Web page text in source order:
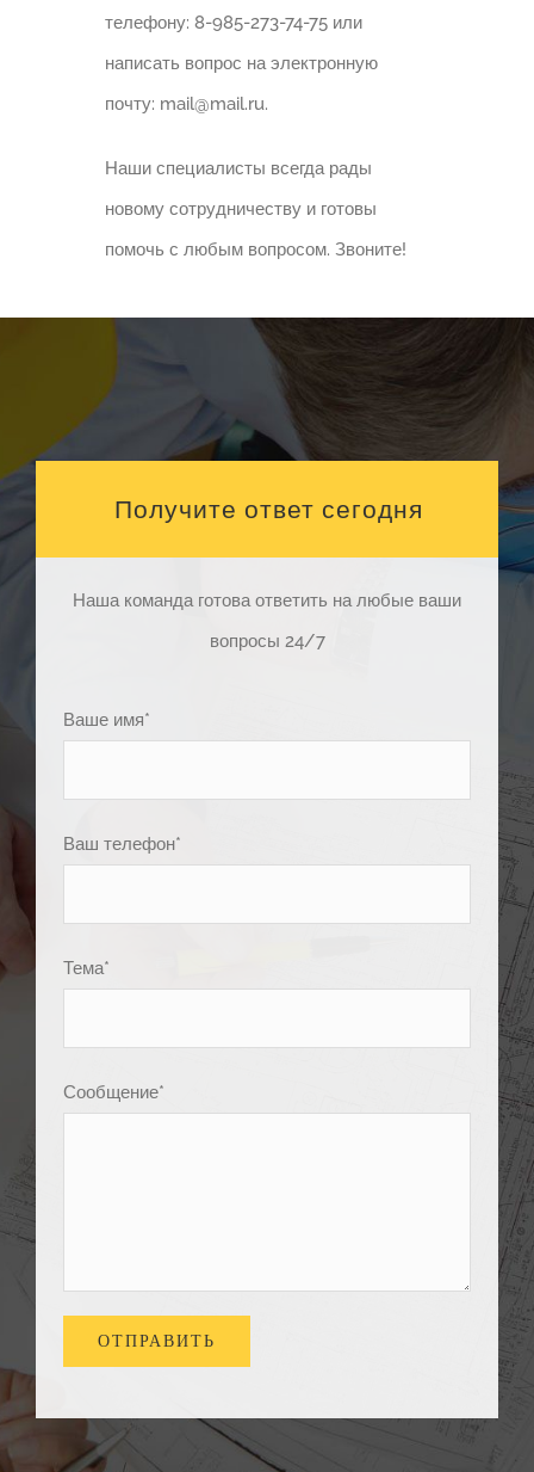
телефону: 8-985-273-74-75 или
написать вопрос на электронную
почту: mail@mail.ru.
Наши специалисты всегда рады
новому сотрудничеству и готовы
помочь с любым вопросом. Звоните!
Получите ответ сегодня
Наша команда готова ответить на любые ваши
вопросы 24/7
Ваше имя*
Ваш телефон*
Тема*
Сообщение*